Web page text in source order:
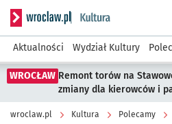
Serwis informacyjny wroclaw.pl
Aktualności Wydział Kultury
WROCŁAW Remont torów na
zmiany dla kierowców i
wroclaw.pl Kultura Polecamy